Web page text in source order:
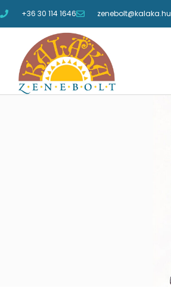
+36 30 114 1646 zenebolt@kalaka.hu